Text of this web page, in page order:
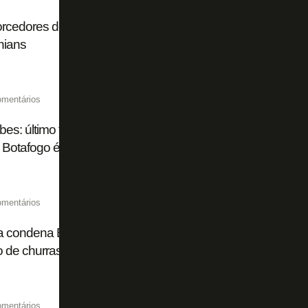
de organizada do Botafogo são presos por
último torcedor do Peñarol preso no Rio após
é solto; advogado fala em ‘xenofobia’
condena Botafogo, Ferj e Governo a indenizar família de
de churrasco por flamenguistas em 2017